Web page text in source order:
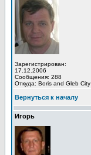
Зарегистрирован:
17.12.2006
Сообщения: 288
Откуда: Boris and Gleb City
Вернуться к началу
Игорь